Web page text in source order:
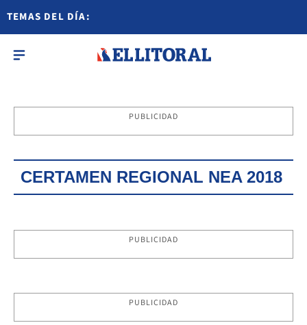
TEMAS DEL DÍA:
PUBLICIDAD
CERTAMEN REGIONAL NEA 2018
PUBLICIDAD
PUBLICIDAD